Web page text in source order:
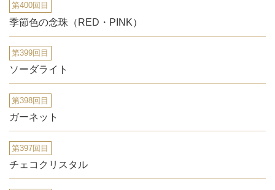
第400回目
季節色の念珠（RED・PINK）
第399回目
ソーダライト
第398回目
ガーネット
第397回目
チェコクリスタル